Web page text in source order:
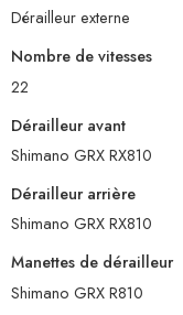
Dérailleur externe
Nombre de vitesses
22
Dérailleur avant
Shimano GRX RX810
Dérailleur arrière
Shimano GRX RX810
Manettes de dérailleur
Shimano GRX R810